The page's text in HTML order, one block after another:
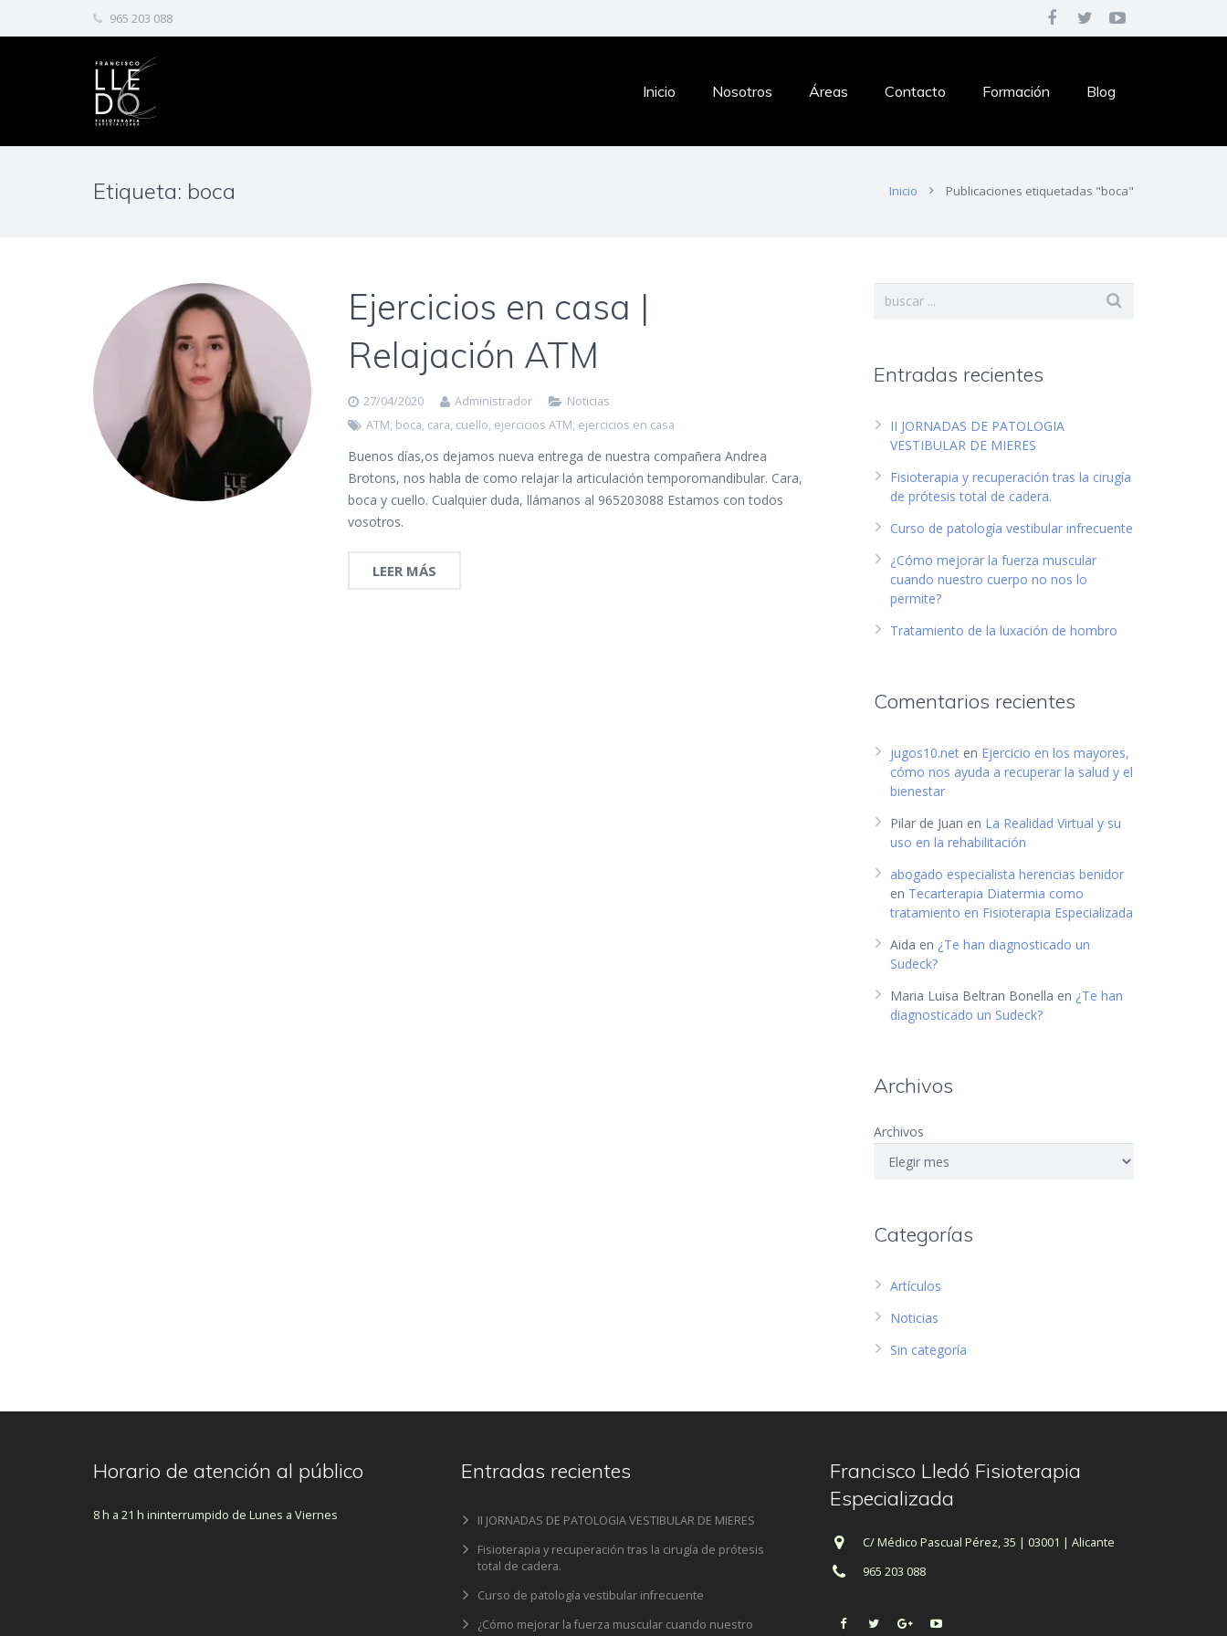
965 203 088
Inicio Nosotros Áreas Contacto Formación Blog
Etiqueta: boca Inicio Publicaciones etiquetadas "boca"
Ejercicios en casa |
Relajación ATM
27/04/2020 Administrador
Noticias
ATM, boca, cara, cuello, ejercicios ATM, ejercicios en casa
Buenos días,os dejamos nueva entrega de nuestra compañera Andrea
Brotons, nos habla de como relajar la articulación temporomandibular. Cara,
boca y cuello. Cualquier duda, llámanos al 965203088 Estamos con todos
vosotros.
LEER MÁS
Entradas recientes
II JORNADAS DE PATOLOGIA
VESTIBULAR DE MIERES
Fisioterapia y recuperación tras la cirugía
de prótesis total de cadera.
Curso de patología vestibular infrecuente
¿Cómo mejorar la fuerza muscular
cuando nuestro cuerpo no nos lo
permite?
Tratamiento de la luxación de hombro
Comentarios recientes
jugos10.net en Ejercicio en los mayores,
cómo nos ayuda a recuperar la salud y el
bienestar
Pilar de Juan en La Realidad Virtual y su
uso en la rehabilitación
abogado especialista herencias benidor
en Tecarterapia Diatermia como
tratamiento en Fisioterapia Especializada
Aida en ¿Te han diagnosticado un
Sudeck?
Maria Luisa Beltran Bonella en ¿Te han
diagnosticado un Sudeck?
Archivos
Archivos
Categorías
Artículos
Noticias
Sin categoría
Horario de atención al público
8 h a 21 h ininterrumpido de Lunes a Viernes
Entradas recientes
II JORNADAS DE PATOLOGIA VESTIBULAR DE MIERES
Fisioterapia y recuperación tras la cirugía de prótesis
total de cadera.
Curso de patología vestibular infrecuente
¿Cómo mejorar la fuerza muscular cuando nuestro
Francisco Lledó Fisioterapia
Especializada
C/ Médico Pascual Pérez, 35 | 03001 | Alicante
965 203 088